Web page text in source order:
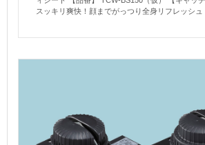
スッキリ爽快！顔までがっつり全身リフレッシュ